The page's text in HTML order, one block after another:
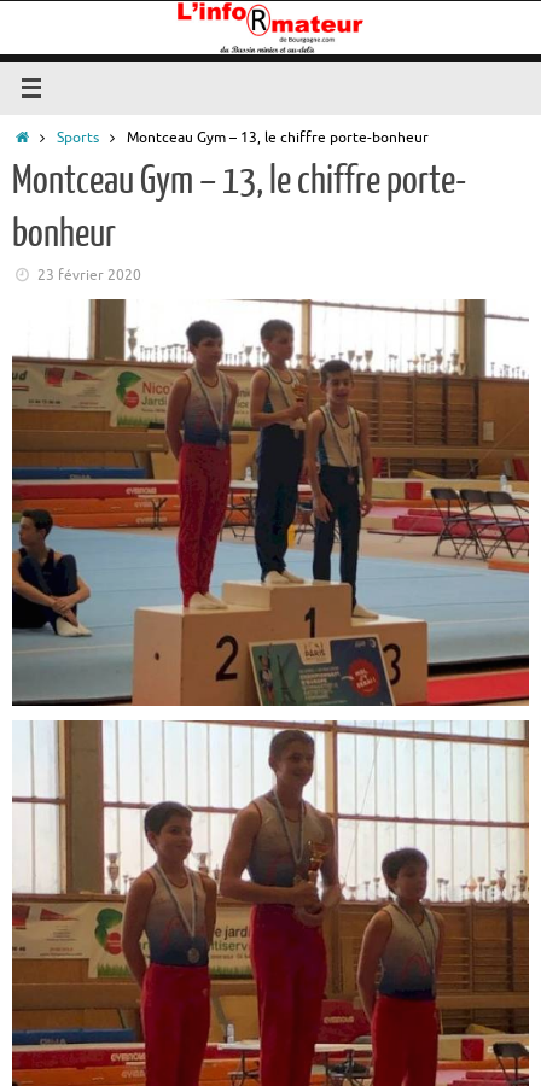
contenu
Accueil
Sports Montceau Gym – 13, le chiffre porte-bonheur
Montceau Gym – 13, le chiffre porte-
bonheur
23 février 2020